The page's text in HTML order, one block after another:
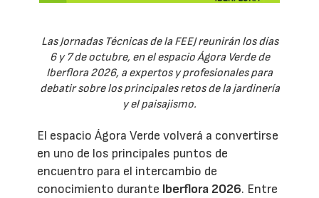
Las Jornadas Técnicas de la FEEJ reunirán los días
6 y 7 de octubre, en el espacio Ágora Verde de
Iberflora 2026, a expertos y profesionales para
debatir sobre los principales retos de la jardinería
y el paisajismo.
El espacio Ágora Verde volverá a convertirse
en uno de los principales puntos de
encuentro para el intercambio de
conocimiento durante Iberflora 2026. Entre